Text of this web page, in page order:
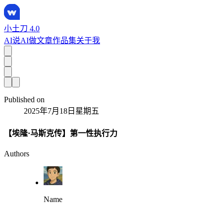
小土刀 4.0
AI说AI做文章作品集关于我
Published on
2025年7月18日星期五
【埃隆·马斯克传】第一性执行力
Authors
Name